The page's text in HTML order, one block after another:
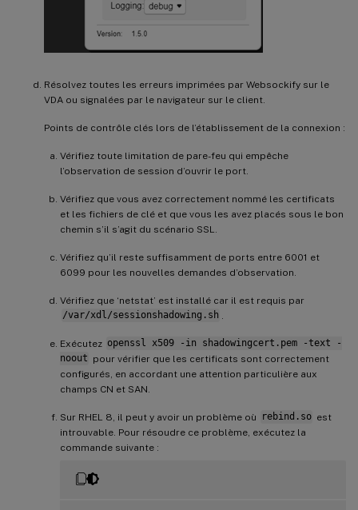
Résolvez toutes les erreurs imprimées par Websockify sur le
VDA ou signalées par le navigateur sur le client.
Points de contrôle clés lors de l’établissement de la connexion :
Vérifiez toute limitation de pare-feu qui empêche
l’observation de session d’ouvrir le port.
Vérifiez que vous avez correctement nommé les certificats
et les fichiers de clé et que vous les avez placés sous le bon
chemin s’il s’agit du scénario SSL.
Vérifiez qu’il reste suffisamment de ports entre 6001 et
6099 pour les nouvelles demandes d’observation.
Vérifiez que ‘netstat’ est installé car il est requis par
/var/xdl/sessionshadowing.sh
Exécutez openssl x509 -in shadowingcert.pem -text -
noout pour vérifier que les certificats sont correctement
configurés, en accordant une attention particulière aux
champs CN et SAN.
Sur RHEL 8, il peut y avoir un problème où rebind.so est
introuvable. Pour résoudre ce problème, exécutez la
commande suivante :